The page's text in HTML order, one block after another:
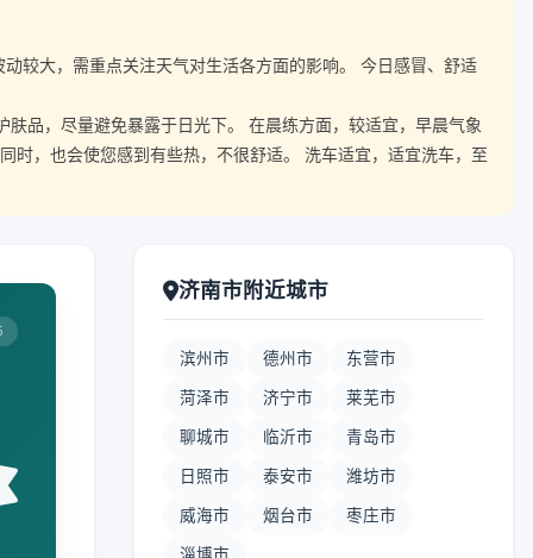
大，需重点关注天气对生活各方面的影响。 今日感冒、舒适
品，尽量避免暴露于日光下。 在晨练方面，较适宜，早晨气象
时，也会使您感到有些热，不很舒适。 洗车适宜，适宜洗车，至
济南市附近城市
滨州市 德州市 东营市
菏泽市 济宁市 莱芜市
聊城市 临沂市 青岛市
日照市 泰安市 潍坊市
威海市 烟台市 枣庄市